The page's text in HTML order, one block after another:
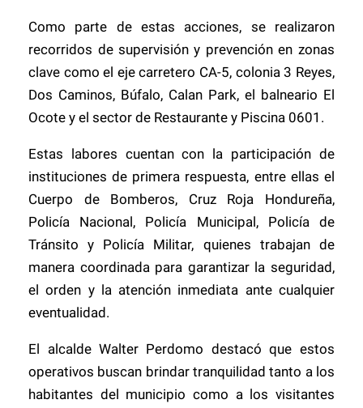
Como parte de estas acciones, se realizaron
recorridos de supervisión y prevención en zonas
clave como el eje carretero CA-5, colonia 3 Reyes,
Dos Caminos, Búfalo, Calan Park, el balneario El
Ocote y el sector de Restaurante y Piscina 0601.
Estas labores cuentan con la participación de
instituciones de primera respuesta, entre ellas el
Cuerpo de Bomberos, Cruz Roja Hondureña,
Policía Nacional, Policía Municipal, Policía de
Tránsito y Policía Militar, quienes trabajan de
manera coordinada para garantizar la seguridad,
el orden y la atención inmediata ante cualquier
eventualidad.
El alcalde Walter Perdomo destacó que estos
operativos buscan brindar tranquilidad tanto a los
habitantes del municipio como a los visitantes